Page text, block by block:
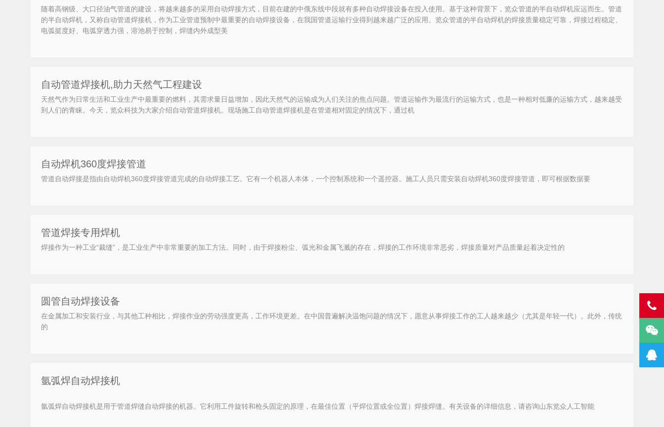
随着高钢级、大口径油气管道的建设，将越来越多的采用自动焊接方式，目前在建的中俄东线中段就有多种自动焊接设备在投入使用。基于这种背景下，览众管道的半自动焊机应运而生。管道
的半自动焊机，又称自动管道焊接机，作为工业管道预制中最重要的自动焊接设备，在我国管道运输行业得到越来越广泛的应用。览众管道的半自动焊机的焊接质量稳定可靠，焊接过程稳定、
电弧挺度好、电弧穿透力强，溶池易于控制，焊缝内外成型美
自动管道焊接机,助力天然气工程建设
天然气作为日常生活和工业生产中最重要的燃料，其需求量日益增加，因此天然气的运输成为人们关注的焦点问题。管道运输作为最流行的运输方式，也是一种相对低廉的运输方式，越来越受
到人们的青睐。今天，览众科技为大家介绍自动管道焊接机。现场施工自动管道焊接机是在管道相对固定的情况下，通过机
自动焊机360度焊接管道
管道自动焊接是指由自动焊机360度焊接管道完成的自动焊接工艺。它有一个机器人本体，一个控制系统和一个遥控器。施工人员只需安装自动焊机360度焊接管道，即可根据数据要
管道焊接专用焊机
焊接作为一种工业“裁缝”，是工业生产中非常重要的加工方法。同时，由于焊接粉尘、弧光和金属飞溅的存在，焊接的工作环境非常恶劣，焊接质量对产品质量起着决定性的
圆管自动焊接设备
在金属加工和安装行业，与其他工种相比，焊接作业的劳动强度更高，工作环境更差。在中国普遍解决温饱问题的情况下，愿意从事焊接工作的工人越来越少（尤其是年轻一代）。此外，传统
的
氩弧焊自动焊接机
氩弧焊自动焊接机是用于管道焊缝自动焊接的机器。它利用工件旋转和枪头固定的原理，在最佳位置（平焊位置或全位置）焊接焊缝。有关设备的详细信息，请咨询山东览众人工智能